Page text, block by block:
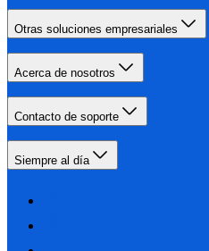
Otras soluciones empresariales
Acerca de nosotros
Contacto de soporte
Siempre al día